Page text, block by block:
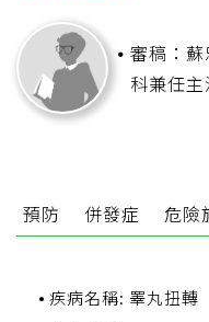
審稿：
科兼任
預防 併發症 危險
疾病名稱: 睪丸扭轉